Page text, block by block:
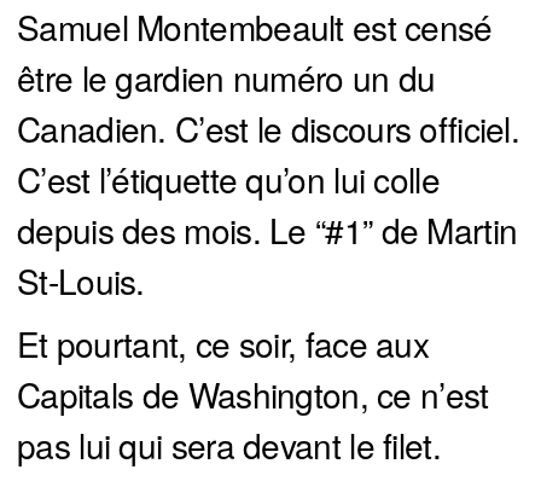
Samuel Montembeault est censé
être le gardien numéro un du
Canadien. C’est le discours officiel.
C’est l’étiquette qu’on lui colle
depuis des mois. Le “#1” de Martin
St-Louis.
Et pourtant, ce soir, face aux
Capitals de Washington, ce n’est
pas lui qui sera devant le filet.